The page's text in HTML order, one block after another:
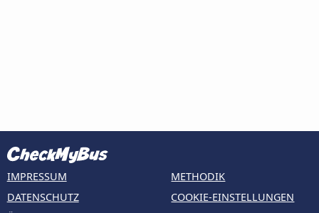
IMPRESSUM
DATENSCHUTZ
METHODIK
COOKIE-EINSTELLUNGEN